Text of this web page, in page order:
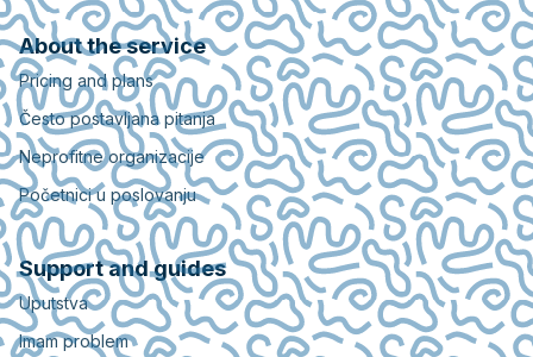
About the service
Pricing and plans
Često postavljana pitanja
Neprofitne organizacije
Početnici u poslovanju
Support and guides
Uputstva
Imam problem